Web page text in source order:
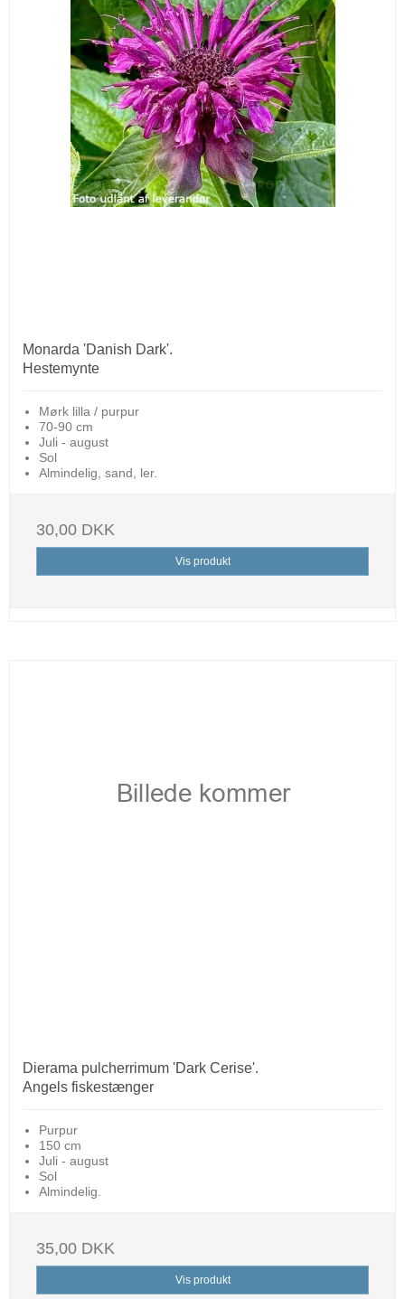
Monarda 'Danish Dark'.
Hestemynte
Mørk lilla / purpur
70-90 cm
Juli - august
Sol
Almindelig, sand, ler.
30,00 DKK
Vis produkt
Dierama pulcherrimum 'Dark Cerise'.
Angels fiskestænger
Purpur
150 cm
Juli - august
Sol
Almindelig.
35,00 DKK
Vis produkt